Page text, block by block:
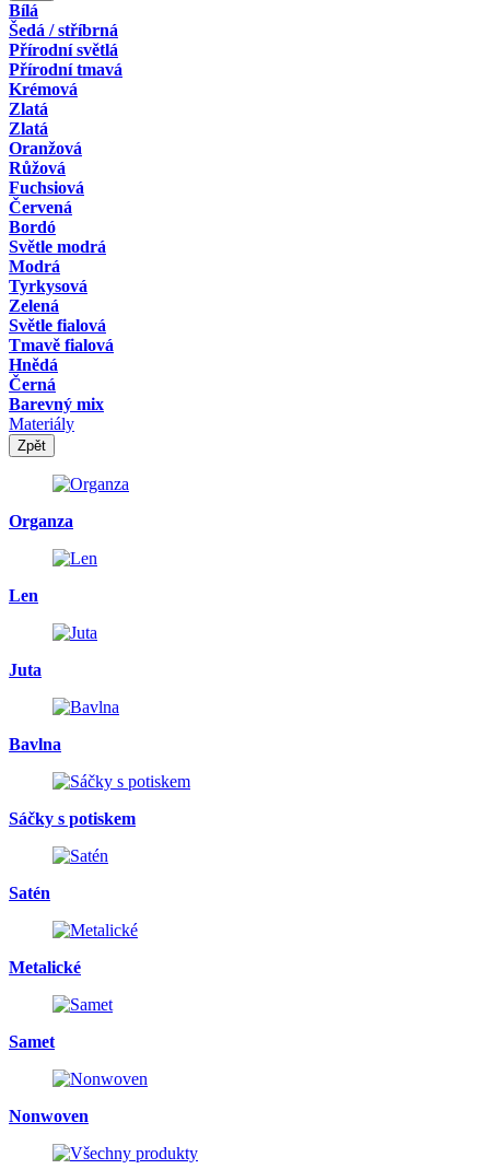
Bílá
Šedá / stříbrná
Přírodní světlá
Přírodní tmavá
Krémová
Zlatá
Zlatá
Oranžová
Růžová
Fuchsiová
Červená
Bordó
Světle modrá
Modrá
Tyrkysová
Zelená
Světle fialová
Tmavě fialová
Hnědá
Černá
Barevný mix
Materiály
Zpět
Organza
Len
Juta
Bavlna
Sáčky s potiskem
Satén
Metalické
Samet
Nonwoven